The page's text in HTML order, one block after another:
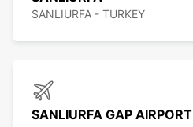
SANLIURFA - TURKEY
SANLIURFA GAP AIRPORT